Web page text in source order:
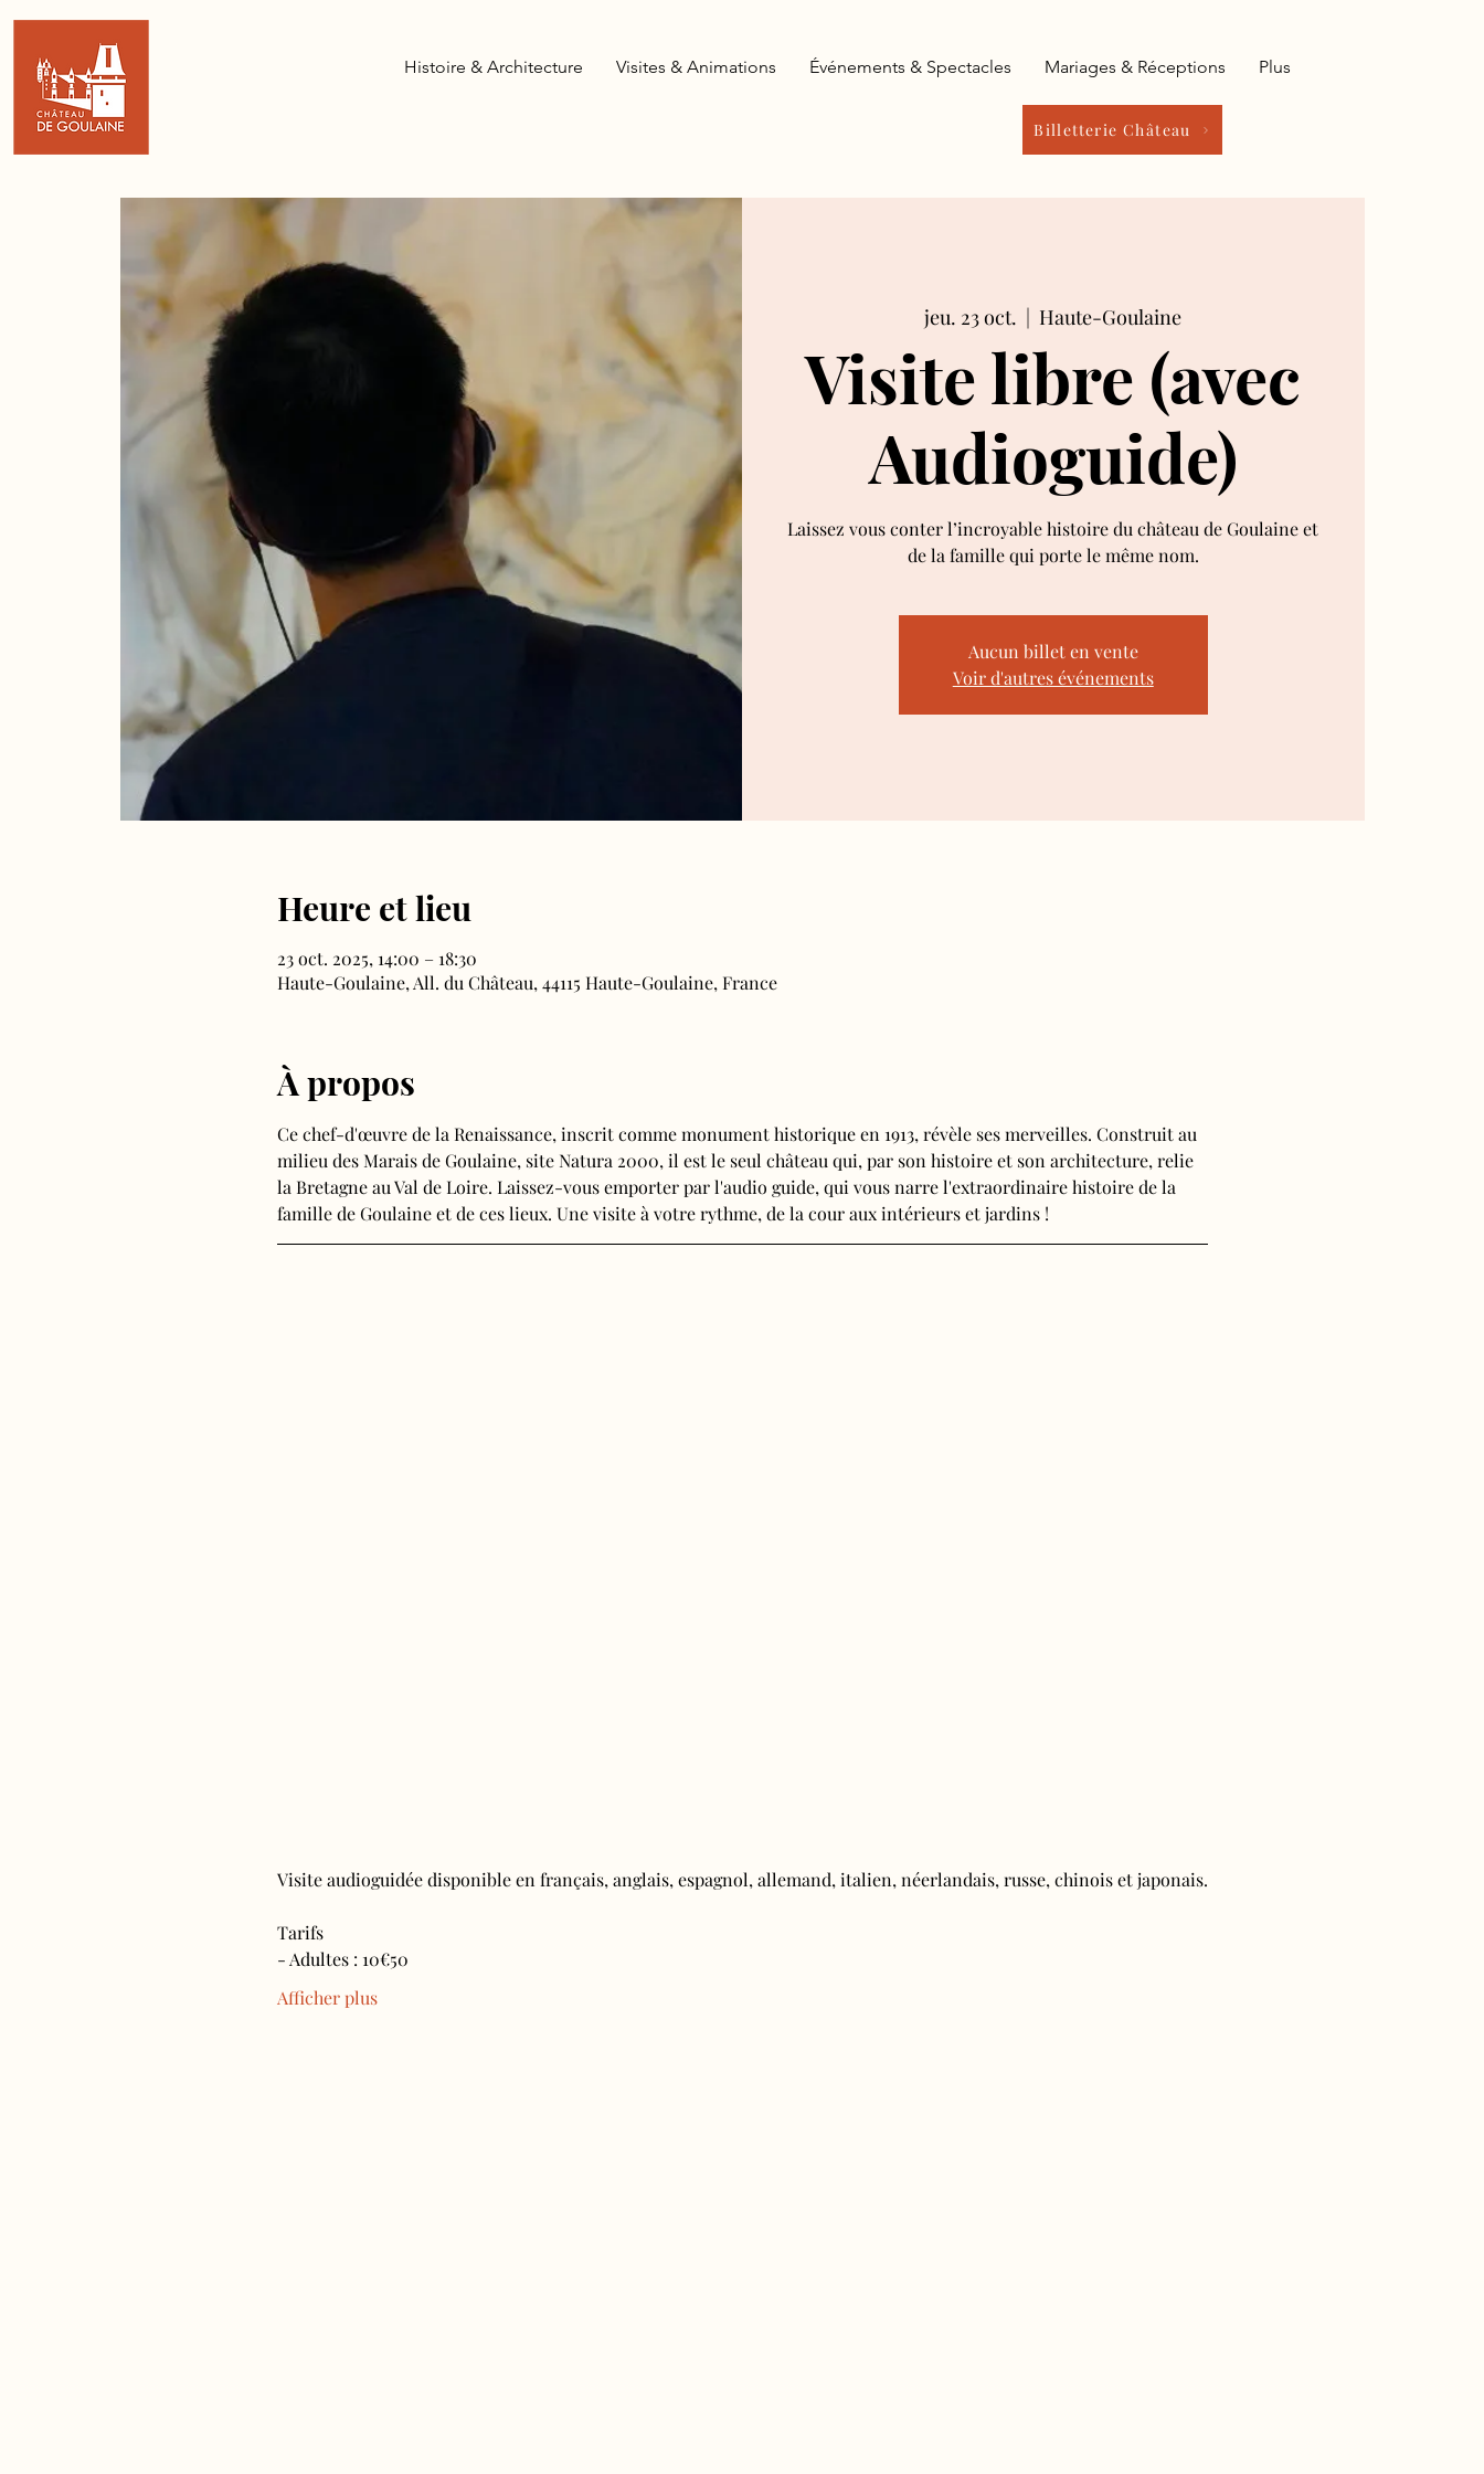
Billetterie Château
Histoire & Architecture Visites & Animations Événements & Spectacles Mariages & Réceptions Plus
jeu. 23 oct.
  |
Haute-Goulaine
Visite libre (avec
Audioguide)
Laissez vous conter l’incroyable histoire du château de Goulaine et
de la famille qui porte le même nom.
Aucun billet en vente
Voir d'autres événements
Heure et lieu
23 oct. 2025, 14:00 – 18:30
Haute-Goulaine, All. du Château, 44115 Haute-Goulaine, France
À propos
Ce chef-d'œuvre de la Renaissance, inscrit comme monument historique en 1913, révèle ses merveilles. Construit au
milieu des Marais de Goulaine, site Natura 2000, il est le seul château qui, par son histoire et son architecture, relie
la Bretagne au Val de Loire. Laissez-vous emporter par l'audio guide, qui vous narre l'extraordinaire histoire de la
famille de Goulaine et de ces lieux. Une visite à votre rythme, de la cour aux intérieurs et jardins !
Visite audioguidée disponible en français, anglais, espagnol, allemand, italien, néerlandais, russe, chinois et japonais.
Tarifs
- Adultes : 10€50
Afficher plus